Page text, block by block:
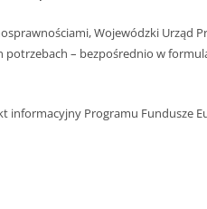
Wojewódzki Urząd
– bezpośrednio w
informacyjny Programu Fundusze